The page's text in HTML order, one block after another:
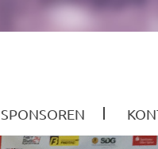
SPONSOREN